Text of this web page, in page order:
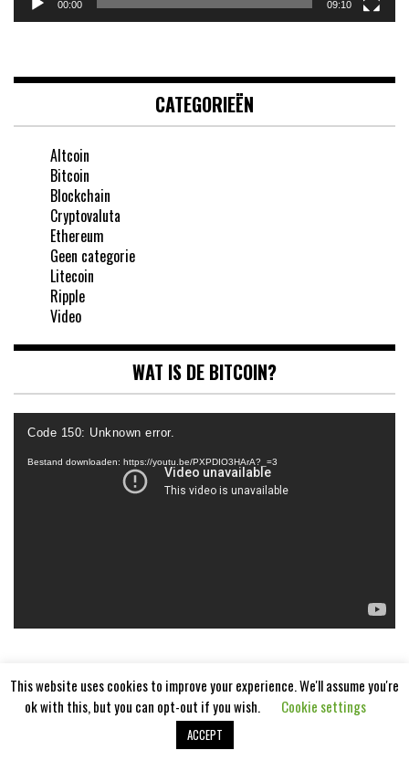
00:00 09:10
CATEGORIEËN
Altcoin
Bitcoin
Blockchain
Cryptovaluta
Ethereum
Geen categorie
Litecoin
Ripple
Video
WAT IS DE BITCOIN?
Videospeler
Code 150: Unknown error.
Bestand downloaden: https://youtu.be/PXPDIO3HArA?_=3
Aangedreven door
This website uses cookies to improve your experience. We'll assume you're
ok with this, but you can opt-out if you wish.
Cookie settings
ACCEPT